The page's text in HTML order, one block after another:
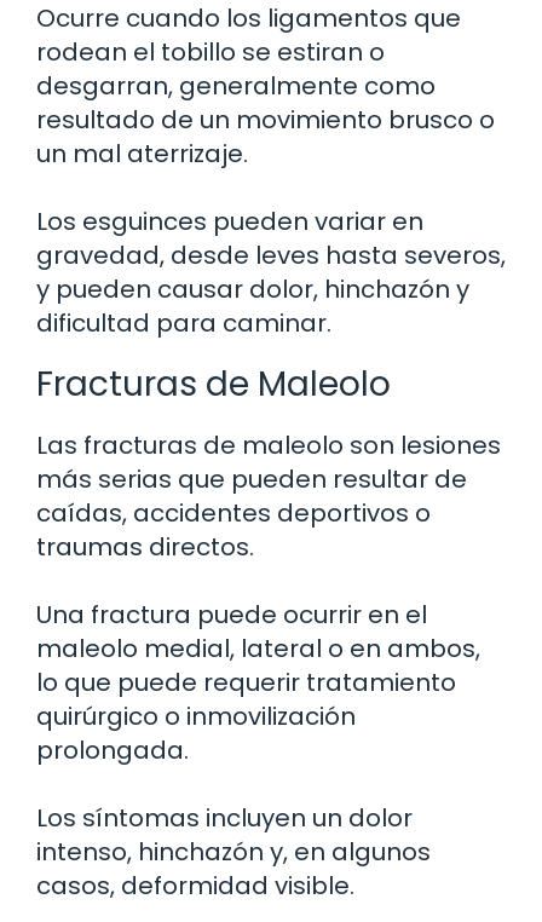
Ocurre cuando los ligamentos que
rodean el tobillo se estiran o
desgarran, generalmente como
resultado de un movimiento brusco o
un mal aterrizaje.
Los esguinces pueden variar en
gravedad, desde leves hasta severos,
y pueden causar dolor, hinchazón y
dificultad para caminar.
Fracturas de Maleolo
Las fracturas de maleolo son lesiones
más serias que pueden resultar de
caídas, accidentes deportivos o
traumas directos.
Una fractura puede ocurrir en el
maleolo medial, lateral o en ambos,
lo que puede requerir tratamiento
quirúrgico o inmovilización
prolongada.
Los síntomas incluyen un dolor
intenso, hinchazón y, en algunos
casos, deformidad visible.